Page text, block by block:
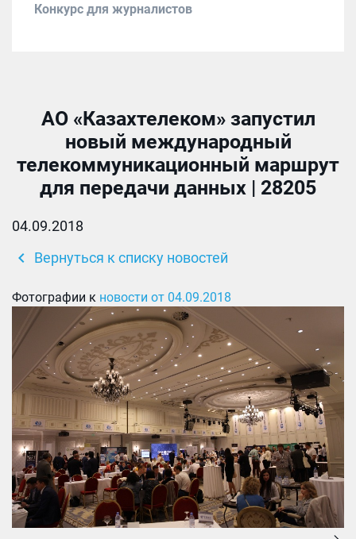
Конкурс для журналистов
АО «Казахтелеком» запустил
новый международный
телекоммуникационный маршрут
для передачи данных | 28205
04.09.2018
chevron_left Вернуться к списку новостей
Фотографии к новости от 04.09.2018